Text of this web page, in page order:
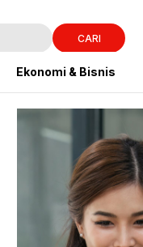
CARI
Ekonomi & Bisnis